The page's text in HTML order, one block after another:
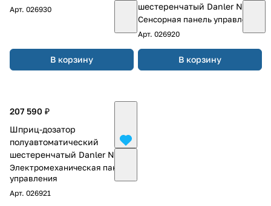
Арт. 026930
В корзину
шестеренчатый Danler NG-20
Сенсорная панель управления
Арт. 026920
В корзину
207 590 ₽
Шприц-дозатор
полуавтоматический
шестеренчатый Danler NGE-
20
Электромеханическая панель
управления
Арт. 026921